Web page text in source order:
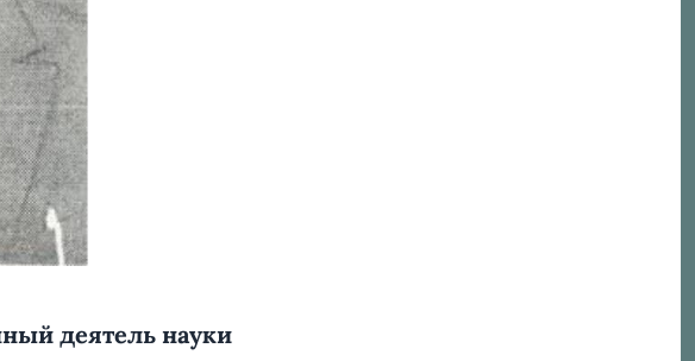
деятель науки